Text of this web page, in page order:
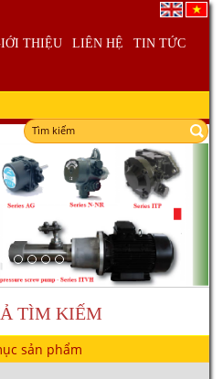
THIỆU LIÊN HỆ TIN TỨC
TÌM KIẾM
sản phẩm
Bị Nhà Giặt
- Series ITP